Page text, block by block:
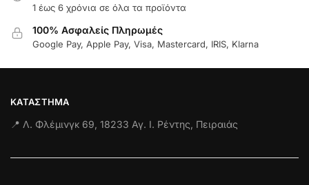
1 έως 6 χρόνια σε όλα τα προϊόντα
100% Ασφαλείς Πληρωμές
Google Pay, Apple Pay, Visa, Mastercard, IRIS, Klarna
ΚΑΤΆΣΤΗΜΑ
📍 Λ. Φλέμινγκ 69, 18233 Αγ. Ι. Ρέντης, Πειραιάς